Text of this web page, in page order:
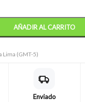
AÑADIR AL CARRITO
Lima (GMT-5)
Enviado